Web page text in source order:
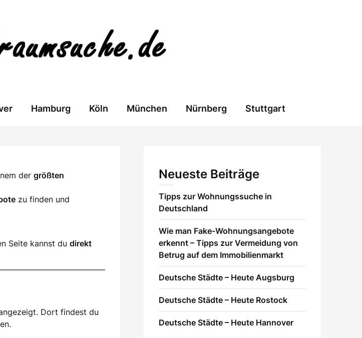
Hamburg Köln München Nürnberg Stuttgart
der größten
zu finden und
Seite kannst du direkt
Dort findest du
Neueste Beiträge
Tipps zur Wohnungssuche in
Deutschland
Wie man Fake-Wohnungsangebote
erkennt – Tipps zur Vermeidung von
Betrug auf dem Immobilienmarkt
Deutsche Städte – Heute Augsburg
Deutsche Städte – Heute Rostock
Deutsche Städte – Heute Hannover